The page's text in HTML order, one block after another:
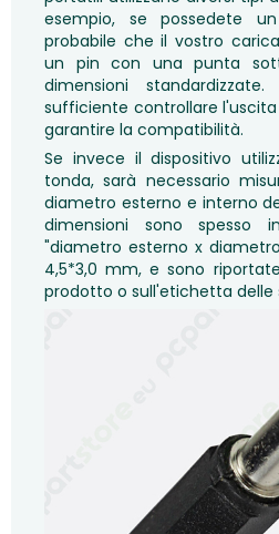
esempio, se possedete
probabile che il vostro
un pin con una punta
dimensioni
sufficiente controllare
garantire la compatibilità.
Se invece il dispositivo
tonda, sarà necessario
diametro esterno e interno
dimensioni sono spesso
"diametro esterno x
4,5*3,0 mm, e sono
prodotto o sull'etichetta delle